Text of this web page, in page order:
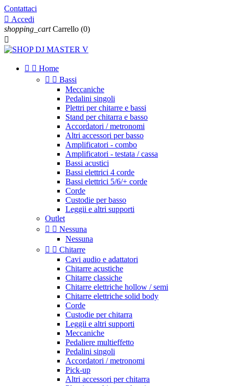
Contattaci
 Accedi
shopping_cart Carrello (0)

  Home
  Bassi
Meccaniche
Pedalini singoli
Plettri per chitarre e bassi
Stand per chitarra e basso
Accordatori / metronomi
Altri accessori per basso
Amplificatori - combo
Amplificatori - testata / cassa
Bassi acustici
Bassi elettrici 4 corde
Bassi elettrici 5/6/+ corde
Corde
Custodie per basso
Leggii e altri supporti
Outlet
  Nessuna
Nessuna
  Chitarre
Cavi audio e adattatori
Chitarre acustiche
Chitarre classiche
Chitarre elettriche hollow / semi
Chitarre elettriche solid body
Corde
Custodie per chitarra
Leggii e altri supporti
Meccaniche
Pedaliere multieffetto
Pedalini singoli
Accordatori / metronomi
Pick-up
Altri accessori per chitarra